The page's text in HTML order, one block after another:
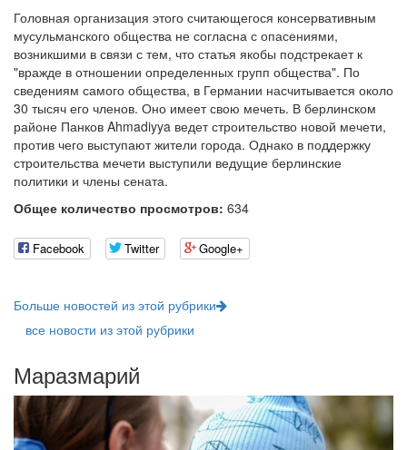
Головная организация этого считающегося консервативным
мусульманского общества не согласна с опасениями,
возникшими в связи с тем, что статья якобы подстрекает к
"вражде в отношении определенных групп общества". По
сведениям самого общества, в Германии насчитывается около
30 тысяч его членов. Оно имеет свою мечеть. В берлинском
районе Панков Ahmadiyya ведет строительство новой мечети,
против чего выступают жители города. Однако в поддержку
строительства мечети выступили ведущие берлинские
политики и члены сената.
Общее количество просмотров: 634
Facebook Twitter Google+
Больше новостей из этой рубрики
все новости из этой рубрики
Маразмарий